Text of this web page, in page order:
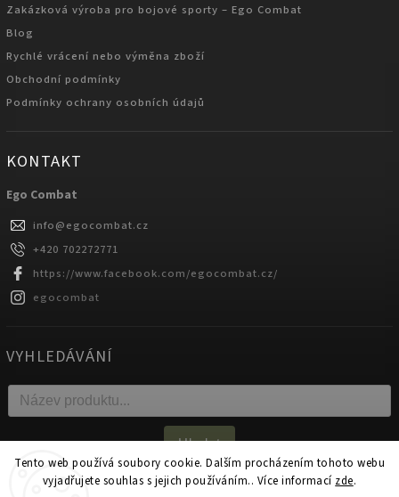
Tento web používá soubory cookie. Dalším procházením tohoto webu
vyjadřujete souhlas s jejich používáním.. Více informací zde.
Zakázková výroba pro bojové sporty – Ego Combat
Blog
Rychlé vrácení nebo výměna zboží
Obchodní podmínky
Podmínky ochrany osobních údajů
KONTAKT
Ego Combat
info@egocombat.cz
+420 702272771
https://www.facebook.com/egocombat.cz/
egocombat
VYHLEDÁVÁNÍ
Hledat